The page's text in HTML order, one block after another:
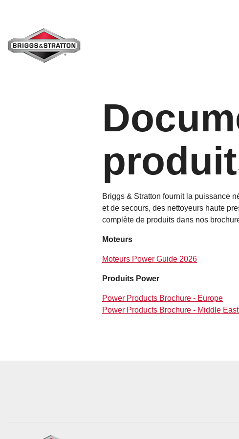
content.
Briggs & Stratton fournit la puissance
et de secours, des nettoyeurs haute
complète de produits dans nos
Moteurs
Moteurs Power Guide 2026
Produits Power
Power Products Brochure - Europe
Power Products Brochure - Middle